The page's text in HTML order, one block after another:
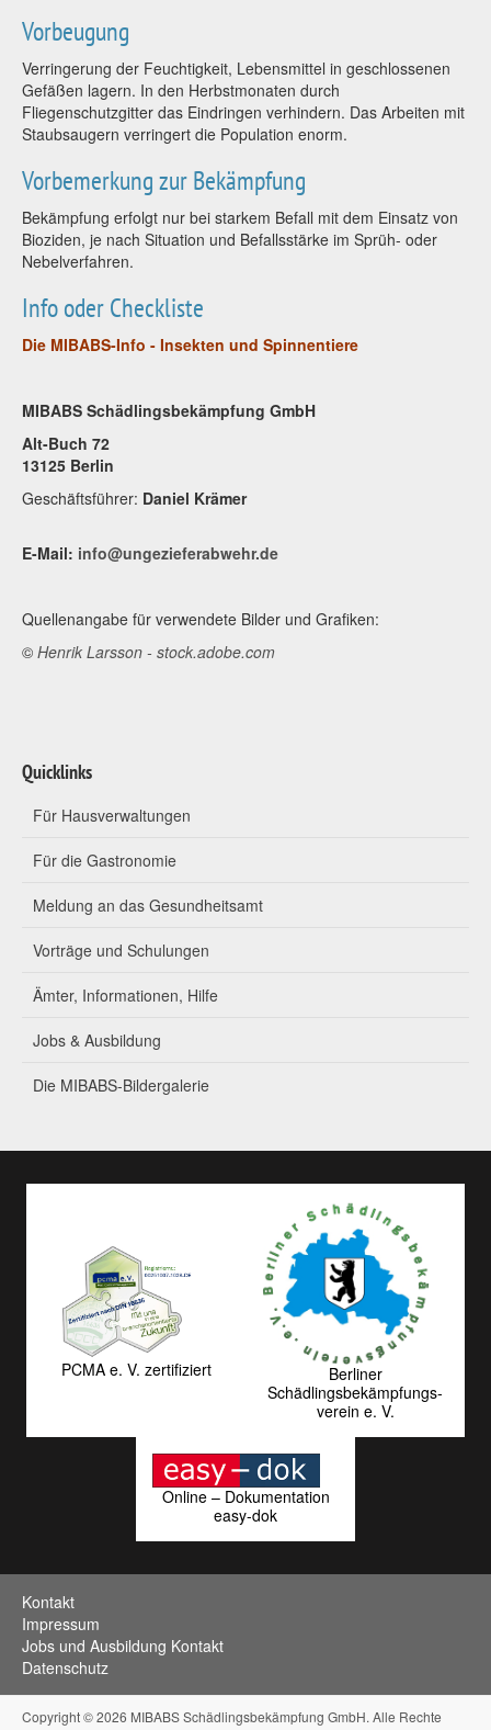
Vorbeugung
Verringerung der Feuchtigkeit, Lebensmittel in geschlossenen
Gefäßen lagern. In den Herbstmonaten durch
Fliegenschutzgitter das Eindringen verhindern. Das Arbeiten mit
Staubsaugern verringert die Population enorm.
Vorbemerkung zur Bekämpfung
Bekämpfung erfolgt nur bei starkem Befall mit dem Einsatz von
Bioziden, je nach Situation und Befallsstärke im Sprüh- oder
Nebelverfahren.
Info oder Checkliste
Die MIBABS-Info - Insekten und Spinnentiere
MIBABS Schädlingsbekämpfung GmbH
Alt-Buch 72
13125 Berlin
Geschäftsführer: Daniel Krämer
E-Mail: info@ungezieferabwehr.de
Quellenangabe für verwendete Bilder und Grafiken:
© Henrik Larsson - stock.adobe.com
Quicklinks
Für Hausverwaltungen
Für die Gastronomie
Meldung an das Gesundheitsamt
Vorträge und Schulungen
Ämter, Informationen, Hilfe
Jobs & Ausbildung
Die MIBABS-Bildergalerie
PCMA e. V. zertifiziert
Berliner
Schädlingsbekämpfungs­
verein e. V.
Online – Dokumentation
easy-dok
Kontakt
Impressum
Jobs und Ausbildung Kontakt
Datenschutz
Copyright © 2026 MIBABS Schädlingsbekämpfung GmbH. Alle Rechte